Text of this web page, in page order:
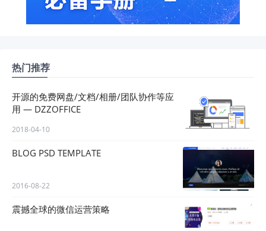
热门推荐
开源的免费网盘/文档/相册/团队协作等应
用 — DZZOFFICE
2018-04-10
BLOG PSD TEMPLATE
2016-08-22
震撼全球的微信运营策略